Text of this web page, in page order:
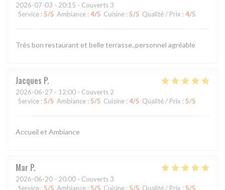
2026-07-03 - 20:15 - Couverts 3
Service : 5/5 Ambiance : 4/5 Cuisine : 5/5 Qualité / Prix : 4/5
Très bon restaurant et belle terrasse..personnel agréable
Jacques P
2026-06-27 - 12:00 - Couverts 2
Service : 5/5 Ambiance : 5/5 Cuisine : 4/5 Qualité / Prix : 5/5
Accueil et Ambiance
Mar P
2026-06-20 - 20:00 - Couverts 3
Service : 5/5 Ambiance : 5/5 Cuisine : 5/5 Qualité / Prix : 5/5